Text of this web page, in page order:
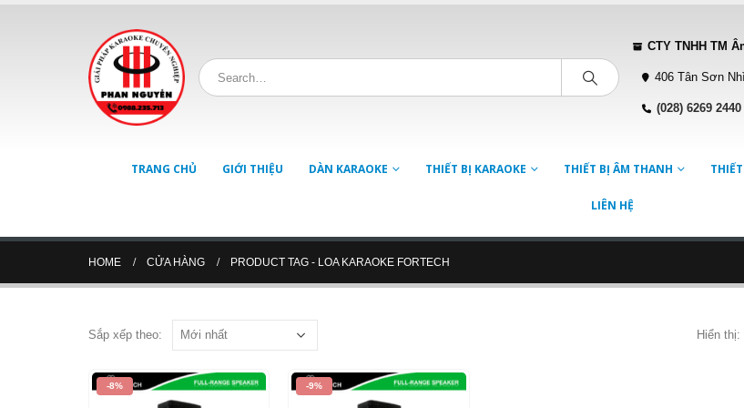
CTY TNHH TM
406 Tân Sơn
(028) 6269 2440
TRANG CHỦ GIỚI THIỆU DÀN KARAOKE THIẾT BỊ KARAOKE THIẾT BỊ ÂM THANH
LIÊN HỆ
HOME CỬA HÀNG PRODUCT TAG - LOA KARAOKE FORTECH
Sắp xếp theo: Hiển thị:
-8% -9%